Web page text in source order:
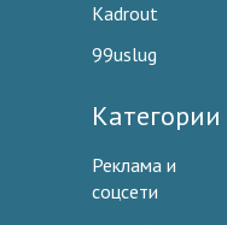
Kadrout
99uslug
Категории
Реклама и
соцсети